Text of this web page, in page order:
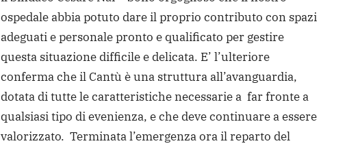
ospedale abbia potuto dare il proprio contributo con spazi
adeguati e personale pronto e qualificato per gestire
questa situazione difficile e delicata. E’ l’ulteriore
conferma che il Cantù è una struttura all’avanguardia,
dotata di tutte le caratteristiche necessarie a far fronte a
qualsiasi tipo di evenienza, e che deve continuare a essere
valorizzato. Terminata l’emergenza ora il reparto del